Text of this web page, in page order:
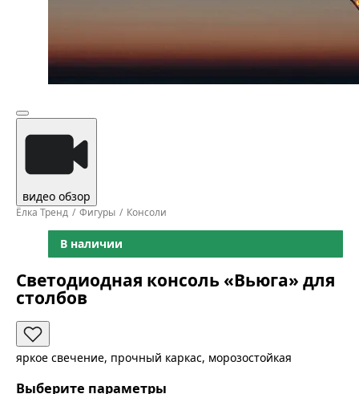
видео обзор
Ёлка Тренд Фигуры Консоли
В наличии
Светодиодная консоль «Вьюга» для
столбов
яркое свечение, прочный каркас, морозостойкая
Выберите параметры